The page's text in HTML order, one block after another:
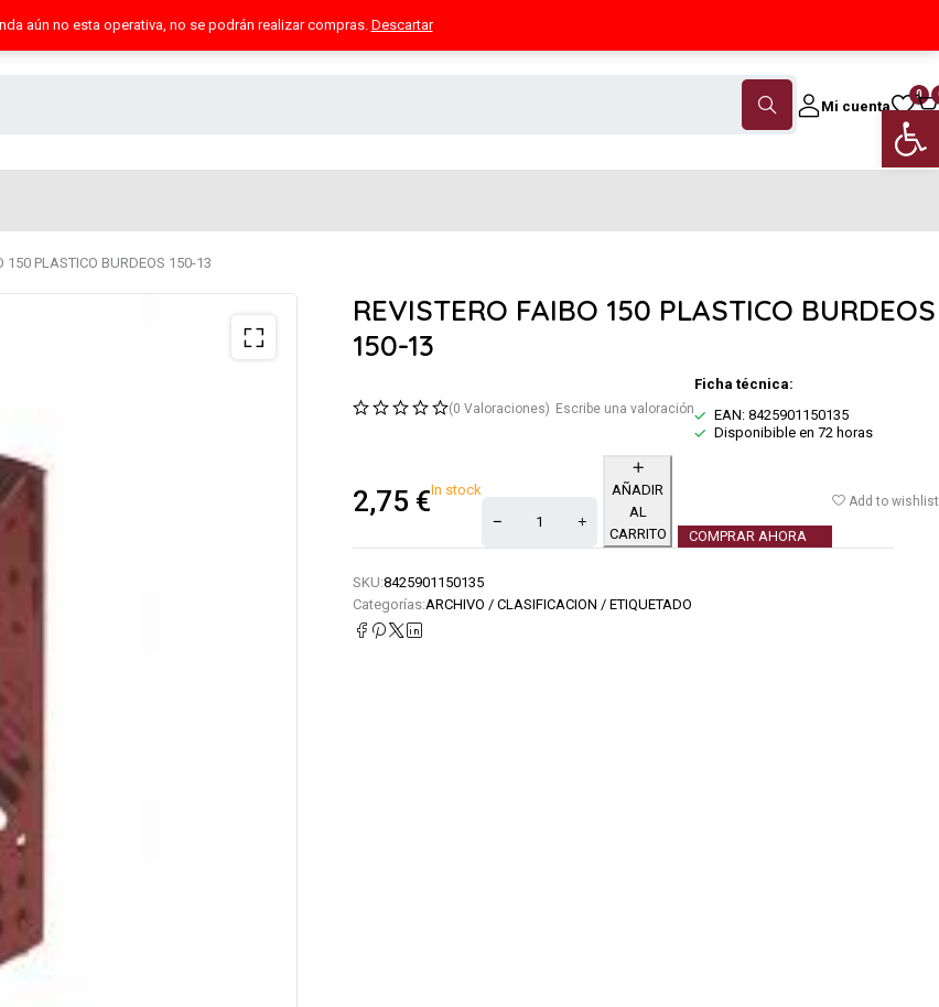
Abrir
aún no esta operativa, no se podrán realizar compras. Descartar
Mi cuenta
0
150 PLASTICO BURDEOS 150-13
REVISTERO FAIBO 150 PLASTICO BURDEOS
150-13
(0 Valoraciones) Escribe una valoración
Ficha técnica:
EAN: 8425901150135
Disponibible en 72 horas
2,75 €In stock
AÑADIR
AL
CARRITO
COMPRAR AHORA
Add to wishlist
SKU:8425901150135
Categorías:ARCHIVO / CLASIFICACION / ETIQUETADO